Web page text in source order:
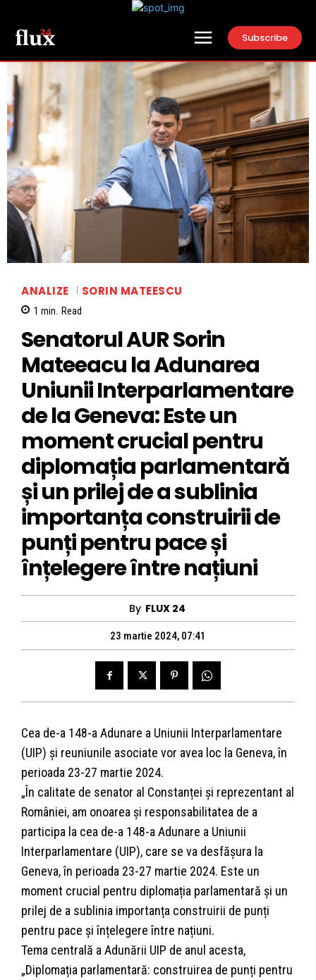
Subscribe
ANALIZE SORIN MATEESCU
1 min. Read
Senatorul AUR Sorin
Mateeacu la Adunarea
Uniunii Interparlamentare
de la Geneva: Este un
moment crucial pentru
diplomația parlamentară
și un prilej de a sublinia
importanța construirii de
punți pentru pace și
înțelegere între națiuni
By FLUX 24
23 martie 2024, 07:41
Cea de-a 148-a Adunare a Uniunii Interparlamentare
(UIP) și reuniunile asociate vor avea loc la Geneva, în
perioada 23-27 martie 2024.
„În calitate de senator al Constanței și reprezentant al
României, am onoarea și responsabilitatea de a
participa la cea de-a 148-a Adunare a Uniunii
Interparlamentare (UIP), care se va desfășura la
Geneva, în perioada 23-27 martie 2024. Este un
moment crucial pentru diplomația parlamentară și un
prilej de a sublinia importanța construirii de punți
pentru pace și înțelegere între națiuni.
Tema centrală a Adunării UIP de anul acesta,
„Diplomația parlamentară: construirea de punți pentru